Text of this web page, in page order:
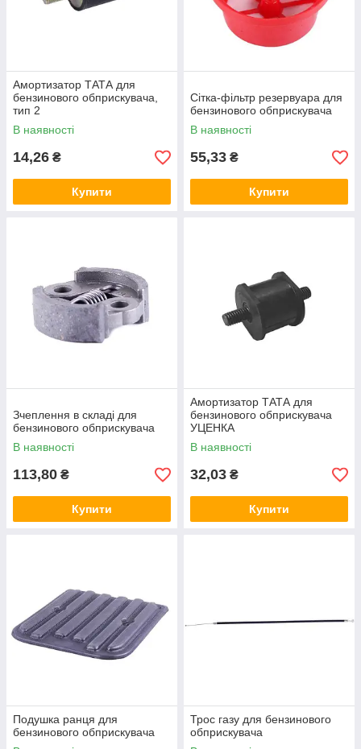
Амортизатор ТАТА для
бензинового обприскувача,
тип 2
В наявності
14,26 ₴
Купити
Сітка-фільтр резервуара для
бензинового обприскувача
В наявності
55,33 ₴
Купити
Зчеплення в складі для
бензинового обприскувача
В наявності
113,80 ₴
Купити
Амортизатор ТАТА для
бензинового обприскувача
УЦЕНКА
В наявності
32,03 ₴
Купити
Подушка ранця для
бензинового обприскувача
Трос газу для бензинового
обприскувача